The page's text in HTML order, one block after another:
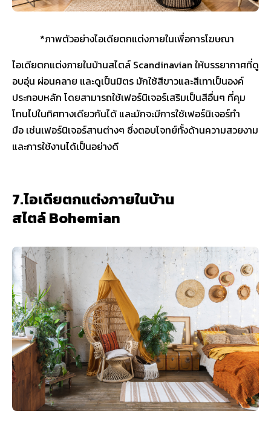
*ภาพตัวอย่างไอเดียตกแต่งภายในเพื่อการโฆษณา
ไอเดียตกแต่งภายในบ้านสไตล์ Scandinavian ให้บรรยากาศที่ดู
อบอุ่น ผ่อนคลาย และดูเป็นมิตร มักใช้สีขาวและสีเทาเป็นองค์
ประกอบหลัก โดยสามารถใช้เฟอร์นิเจอร์เสริมเป็นสีอื่นๆ ที่คุม
โทนไปในทิศทางเดียวกันได้ และมักจะมีการใช้เฟอร์นิเจอร์ทำ
มือ เช่นเฟอร์นิเจอร์สานต่างๆ ซึ่งตอบโจทย์ทั้งด้านความสวยงาม
และการใช้งานได้เป็นอย่างดี
7.ไอเดียตกแต่งภายในบ้าน
สไตล์ Bohemian